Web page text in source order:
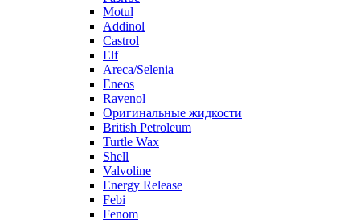
Motul
Addinol
Castrol
Elf
Areca/Selenia
Eneos
Ravenol
Оригинальные жидкости
British Petroleum
Turtle Wax
Shell
Valvoline
Energy Release
Febi
Fenom